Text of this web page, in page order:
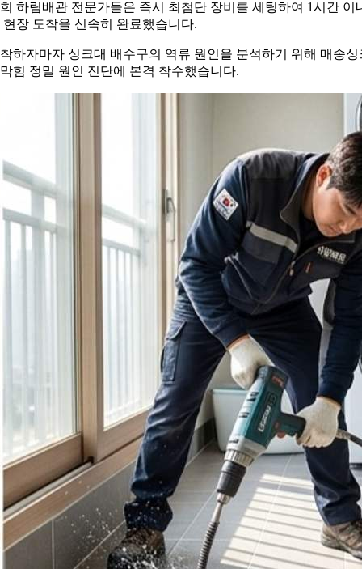
하림배관 전문가들은 즉시 최첨단 장비를 세팅하여 1시간 이
현장 도착을 신속히 완료했습니다.
하자마자 싱크대 배수구의 역류 원인을 분석하기 위해 매송싱
힘 정밀 원인 진단에 본격 착수했습니다.